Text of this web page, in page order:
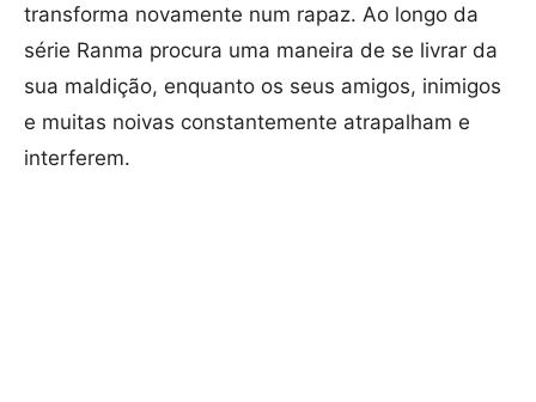
transforma novamente num rapaz. Ao longo da
série Ranma procura uma maneira de se livrar da
sua maldição, enquanto os seus amigos, inimigos
e muitas noivas constantemente atrapalham e
interferem.